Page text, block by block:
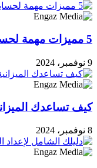
5 مميزات مهمة لحسابات الضرائب في أبو ظبي والإمارات
9 نوفمبر، 2024
كيف تساعدك
8 نوفمبر، 2024